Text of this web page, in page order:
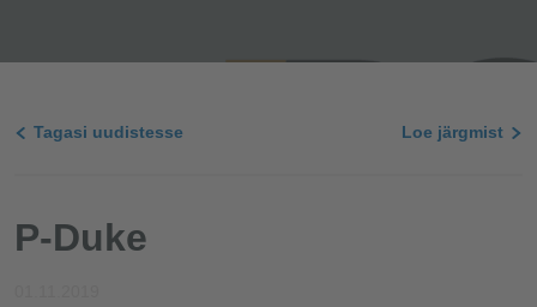
Tagasi uudistesse Loe järgmist
P-Duke